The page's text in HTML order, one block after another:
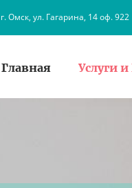
г. Омск, ул. Гагарина, 14 оф. 922
Главная Услуги